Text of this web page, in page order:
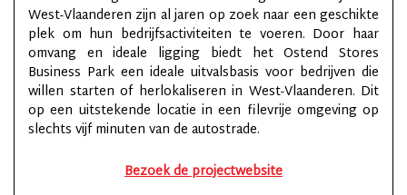
West-Vlaanderen zijn al jaren op zoek naar een geschikte
plek om hun bedrijfsactiviteiten te voeren. Door haar
omvang en ideale ligging biedt het Ostend Stores
Business Park een ideale uitvalsbasis voor bedrijven die
willen starten of herlokaliseren in West-Vlaanderen. Dit
op een uitstekende locatie in een filevrije omgeving op
slechts vijf minuten van de autostrade.
Bezoek de projectwebsite